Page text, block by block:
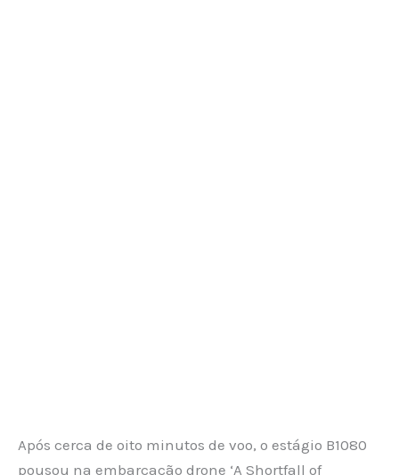
Após cerca de oito minutos de voo, o estágio B1080
pousou na embarcação drone ‘A Shortfall of